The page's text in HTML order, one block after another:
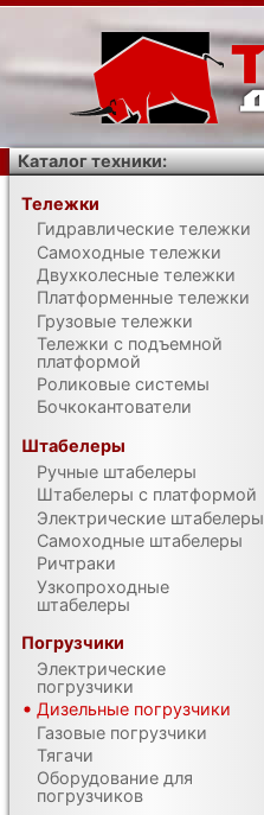
Каталог техники:
Тележки
Гидравлические тележки
Самоходные тележки
Двухколесные тележки
Платформенные тележки
Грузовые тележки
Тележки с подъемной
платформой
Роликовые системы
Бочкокантователи
Штабелеры
Ручные штабелеры
Штабелеры с платформой
Электрические штабелеры
Самоходные штабелеры
Ричтраки
Узкопроходные
штабелеры
Погрузчики
Электрические
погрузчики
Дизельные погрузчики
Газовые погрузчики
Тягачи
Оборудование для
погрузчиков